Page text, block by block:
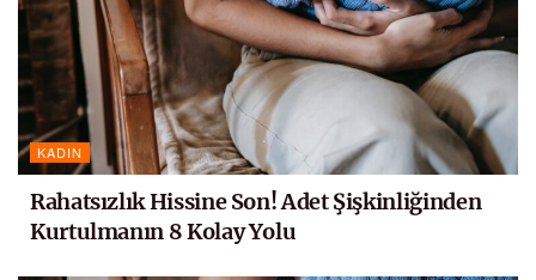
KADIN
Rahatsızlık Hissine Son! Adet Şişkinliğinden
Kurtulmanın 8 Kolay Yolu